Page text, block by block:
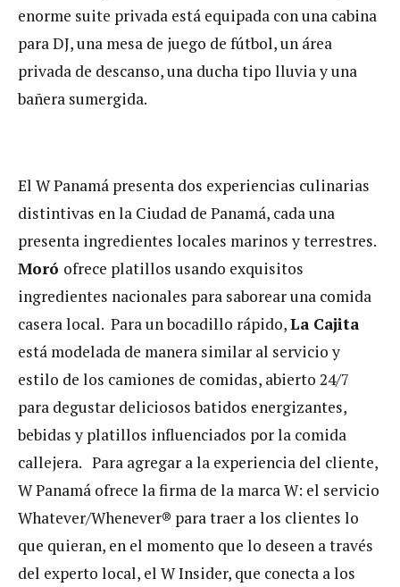
enorme suite privada está equipada con una cabina
para DJ, una mesa de juego de fútbol, un área
privada de descanso, una ducha tipo lluvia y una
bañera sumergida.
El W Panamá presenta dos experiencias culinarias
distintivas en la Ciudad de Panamá, cada una
presenta ingredientes locales marinos y terrestres.
Moró ofrece platillos usando exquisitos
ingredientes nacionales para saborear una comida
casera local. Para un bocadillo rápido,La Cajita
está modelada de manera similar al servicio y
estilo de los camiones de comidas, abierto 24/7
para degustar deliciosos batidos energizantes,
bebidas y platillos influenciados por la comida
callejera. Para agregar a la experiencia del cliente,
W Panamá ofrece la firma de la marca W: el servicio
Whatever/Whenever® para traer a los clientes lo
que quieran, en el momento que lo deseen a través
del experto local, el W Insider, que conecta a los